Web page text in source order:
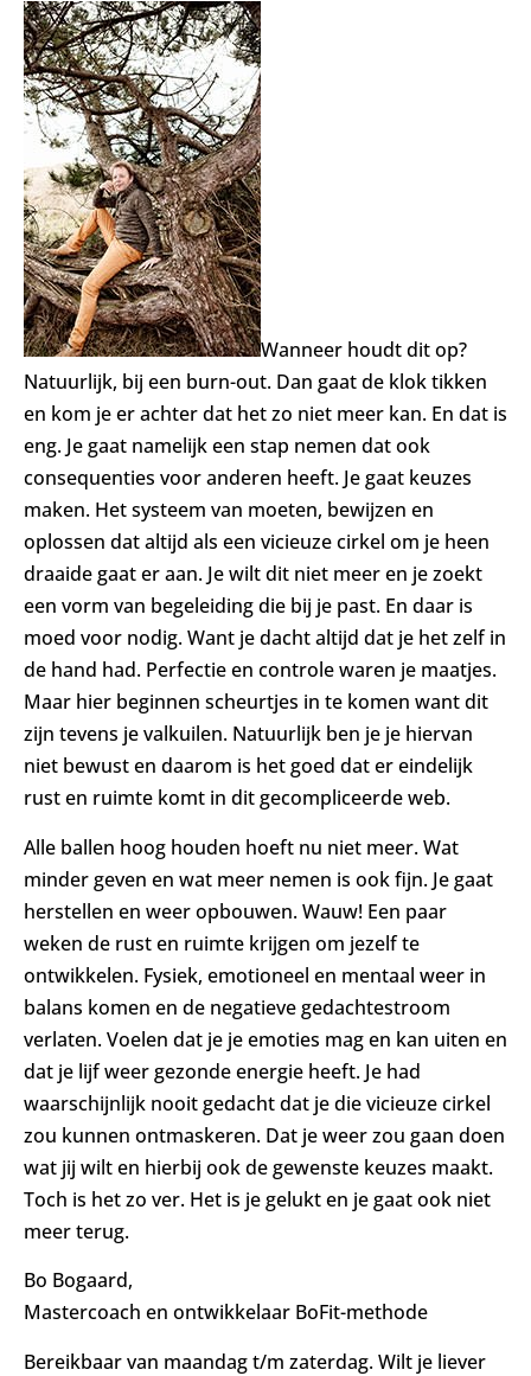
Wanneer houdt dit op?
Natuurlijk, bij een burn-out. Dan gaat de klok tikken
en kom je er achter dat het zo niet meer kan. En dat is
eng. Je gaat namelijk een stap nemen dat ook
consequenties voor anderen heeft. Je gaat keuzes
maken. Het systeem van moeten, bewijzen en
oplossen dat altijd als een vicieuze cirkel om je heen
draaide gaat er aan. Je wilt dit niet meer en je zoekt
een vorm van begeleiding die bij je past. En daar is
moed voor nodig. Want je dacht altijd dat je het zelf in
de hand had. Perfectie en controle waren je maatjes.
Maar hier beginnen scheurtjes in te komen want dit
zijn tevens je valkuilen. Natuurlijk ben je je hiervan
niet bewust en daarom is het goed dat er eindelijk
rust en ruimte komt in dit gecompliceerde web.
Alle ballen hoog houden hoeft nu niet meer. Wat
minder geven en wat meer nemen is ook fijn. Je gaat
herstellen en weer opbouwen. Wauw! Een paar
weken de rust en ruimte krijgen om jezelf te
ontwikkelen. Fysiek, emotioneel en mentaal weer in
balans komen en de negatieve gedachtestroom
verlaten. Voelen dat je je emoties mag en kan uiten en
dat je lijf weer gezonde energie heeft. Je had
waarschijnlijk nooit gedacht dat je die vicieuze cirkel
zou kunnen ontmaskeren. Dat je weer zou gaan doen
wat jij wilt en hierbij ook de gewenste keuzes maakt.
Toch is het zo ver. Het is je gelukt en je gaat ook niet
meer terug.
Bo Bogaard,
Mastercoach en ontwikkelaar BoFit-methode
Bereikbaar van maandag t/m zaterdag. Wilt je liever